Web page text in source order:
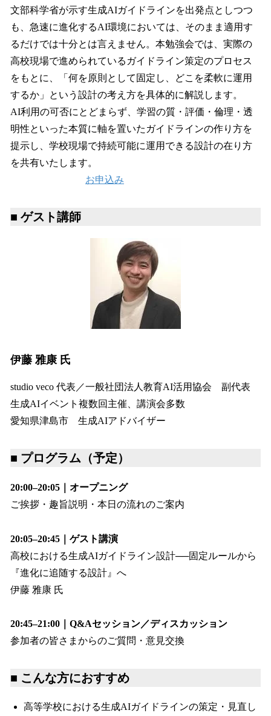
文部科学省が示す生成AIガイドラインを出発点としつつ
も、急速に進化するAI環境においては、そのまま適用す
るだけでは十分とは言えません。本勉強会では、実際の
高校現場で進められているガイドライン策定のプロセス
をもとに、「何を原則として固定し、どこを柔軟に運用
するか」という設計の考え方を具体的に解説します。
AI利用の可否にとどまらず、学習の質・評価・倫理・透
明性といった本質に軸を置いたガイドラインの作り方を
提示し、学校現場で持続可能に運用できる設計の在り方
を共有いたします。
お申込み
■ ゲスト講師
伊藤 雅康 氏
studio veco 代表／一般社団法人教育AI活用協会 副代表
生成AIイベント複数回主催、講演会多数
愛知県津島市 生成AIアドバイザー
■ プログラム（予定）
20:00–20:05｜オープニング
ご挨拶・趣旨説明・本日の流れのご案内
20:05–20:45｜ゲスト講演
高校における生成AIガイドライン設計──固定ルールから
『進化に追随する設計』へ
伊藤 雅康 氏
20:45–21:00｜Q&Aセッション／ディスカッション
参加者の皆さまからのご質問・意見交換
■ こんな方におすすめ
高等学校における生成AIガイドラインの策定・見直し